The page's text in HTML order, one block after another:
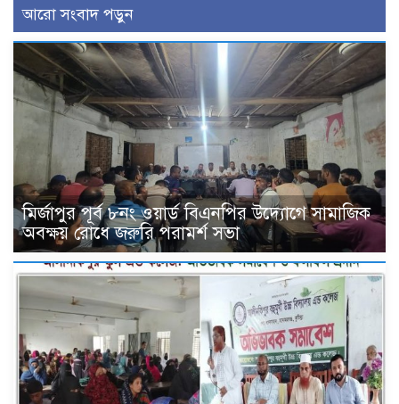
আরো সংবাদ পড়ুন
মির্জাপুর পূর্ব ৮নং ওয়ার্ড বিএনপির উদ্যোগে সামাজিক
অবক্ষয় রোধে জরুরি পরামর্শ সভা